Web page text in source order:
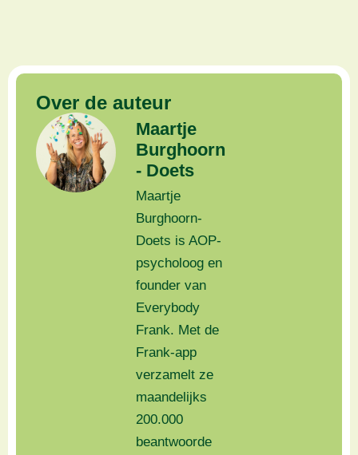
Over de auteur
Maartje
Burghoorn
- Doets
Maartje
Burghoorn-
Doets is AOP-
psycholoog en
founder van
Everybody
Frank. Met de
Frank-app
verzamelt ze
maandelijks
200.000
beantwoorde